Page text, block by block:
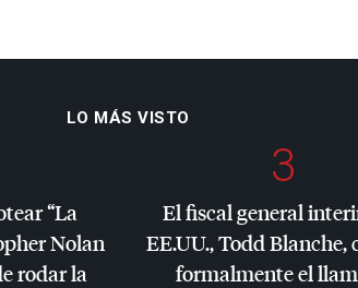
LO MÁS VISTO
“La
Nolan
rodar la
3
El fiscal general
EE.UU., Todd Blanche,
formalmente el